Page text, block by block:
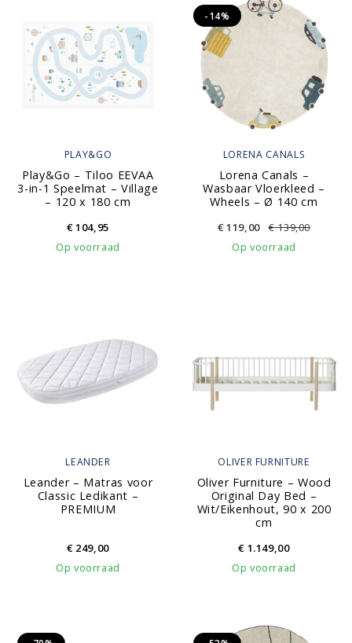
PLAY&GO
Play&Go – Tiloo EEVAA
3-in-1 Speelmat – Village
– 120 x 180 cm
€104,95
Op voorraad
LORENA CANALS
Lorena Canals –
Wasbaar Vloerkleed –
Wheels – Ø 140 cm
€ 119,00 €139,00
-14%
Op voorraad
LEANDER
Leander – Matras voor
Classic Ledikant –
PREMIUM
€249,00
Op voorraad
OLIVER FURNITURE
Oliver Furniture – Wood
Original Day Bed –
Wit/Eikenhout, 90 x 200
cm
€1.149,00
Op voorraad